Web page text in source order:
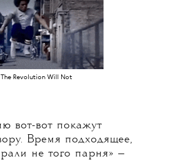
The Revolution Will Not
вот-вот покажут
Время подходящее,
не того парня» —